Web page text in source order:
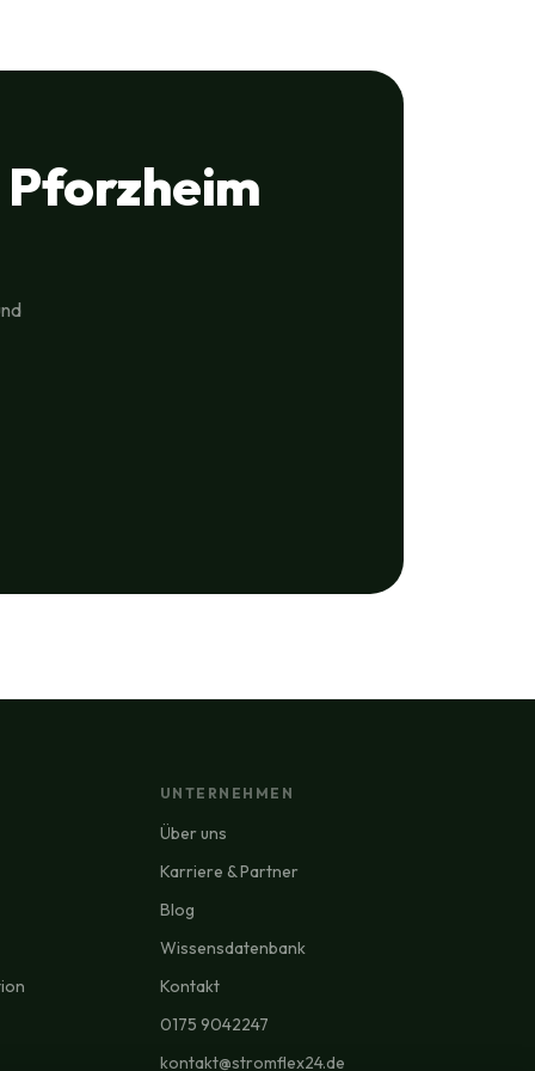
UNTERNEHMEN
Über uns
Karriere & Partner
Blog
Wissensdatenbank
Kontakt
0175 9042247
kontakt@stromflex24.de